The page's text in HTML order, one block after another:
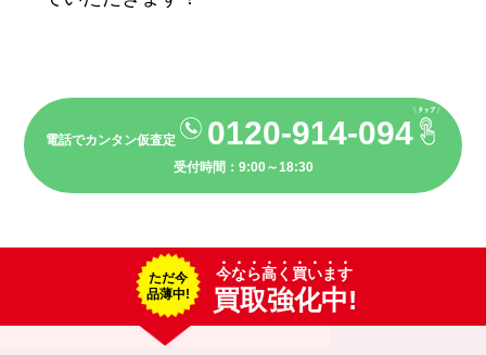
電話でカンタン仮査定 0120-914-094
受付時間：9:00～18:30
ただ今
品薄中!
今なら高く買います
買取強化中!